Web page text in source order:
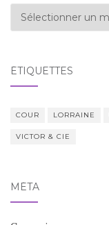
Archives
ÉTIQUETTES
COUR LORRAINE
VICTOR & CIE
MÉTA